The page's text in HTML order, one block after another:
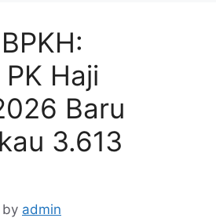
Haji
Baru
3.613
by admin